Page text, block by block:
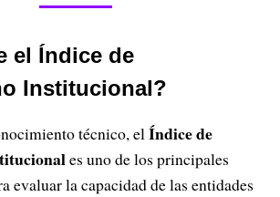
el Índice de
Institucional?
técnico, el Índice de
es uno de los principales
evaluar la capacidad de las entidades